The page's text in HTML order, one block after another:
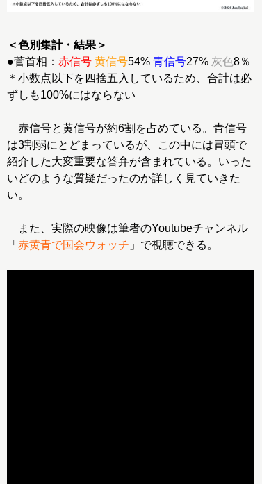
＜色別集計・結果＞
●菅首相： 赤信号 黄信号54% 青信号27% 灰色8％
＊小数点以下を四捨五入しているため、合計は必
ずしも100%にはならない
赤信号と黄信号が約6割を占めている。青信号
は3割弱にとどまっているが、この中には冒頭で
紹介した大変重要な答弁が含まれている。いった
いどのような質疑だったのか詳しく見ていきた
い。
また、実際の映像は筆者のYoutubeチャンネル
「 赤黄青で国会ウォッチ 」で視聴できる。